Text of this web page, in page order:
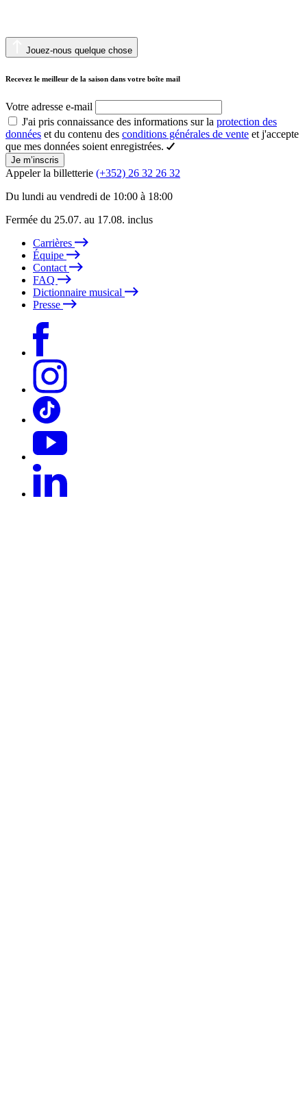
Jouez-nous quelque chose
Recevez le meilleur de la saison dans votre boîte mail
Votre adresse e-mail
J'ai pris connaissance des informations sur la protection des
données et du contenu des conditions générales de vente et j'accepte
que mes données soient enregistrées.
Je m’inscris
Appeler la billetterie (+352) 26 32 26 32
Du lundi au vendredi de 10:00 à 18:00
Fermée du 25.07. au 17.08. inclus
Carrières
Équipe
Contact
FAQ
Dictionnaire musical
Presse